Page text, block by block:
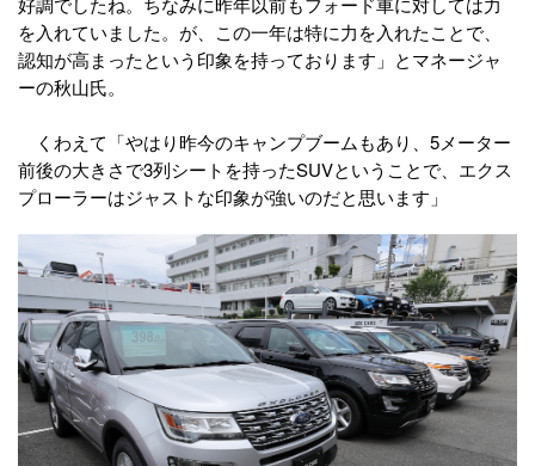
を入れていました。が、この一年は特に力を入れたことで、
認知が高まったという印象を持っております」とマネージャ
ーの秋山氏。
くわえて「やはり昨今のキャンプブームもあり、5メーター
前後の大きさで3列シートを持ったSUVということで、エクス
プローラーはジャストな印象が強いのだと思います」